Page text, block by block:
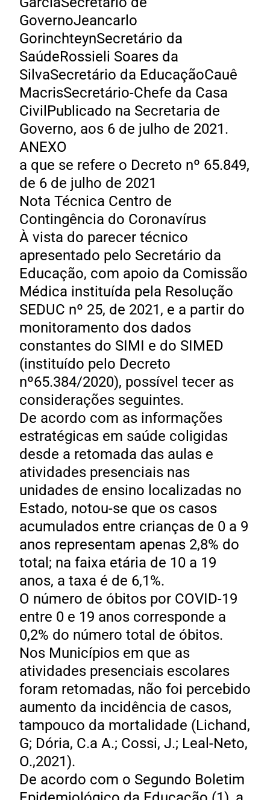
GovernoJeancarlo
GorinchteynSecretário da
SaúdeRossieli Soares da
SilvaSecretário da EducaçãoCauê
MacrisSecretário-Chefe da Casa
CivilPublicado na Secretaria de
Governo, aos 6 de julho de 2021.
ANEXO
a que se refere o Decreto nº 65.849,
de 6 de julho de 2021
Nota Técnica Centro de
Contingência do Coronavírus
À vista do parecer técnico
apresentado pelo Secretário da
Educação, com apoio da Comissão
Médica instituída pela Resolução
SEDUC nº 25, de 2021, e a partir do
monitoramento dos dados
constantes do SIMI e do SIMED
(instituído pelo Decreto
nº65.384/2020), possível tecer as
considerações seguintes.
De acordo com as informações
estratégicas em saúde coligidas
desde a retomada das aulas e
atividades presenciais nas
unidades de ensino localizadas no
Estado, notou-se que os casos
acumulados entre crianças de 0 a 9
anos representam apenas 2,8% do
total; na faixa etária de 10 a 19
anos, a taxa é de 6,1%.
O número de óbitos por COVID-19
entre 0 e 19 anos corresponde a
0,2% do número total de óbitos.
Nos Municípios em que as
atividades presenciais escolares
foram retomadas, não foi percebido
aumento da incidência de casos,
tampouco da mortalidade (Lichand,
G; Dória, C.a A.; Cossi, J.; Leal-Neto,
O.,2021).
De acordo com o Segundo Boletim